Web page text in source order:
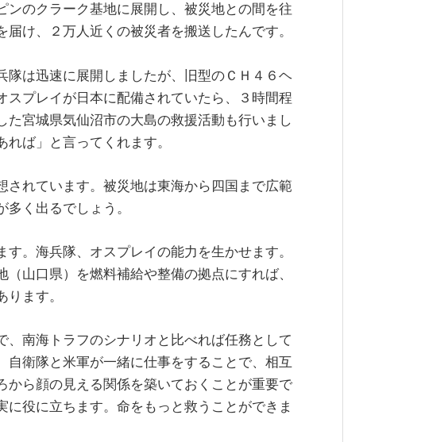
のクラーク基地に展開し、被災地との間を往
け、２万人近くの被災者を搬送したんです。
は迅速に展開しましたが、旧型のＣＨ４６ヘ
スプレイが日本に配備されていたら、３時間程
宮城県気仙沼市の大島の救援活動も行いまし
ば」と言ってくれます。
れています。被災地は東海から四国まで広範
く出るでしょう。
。海兵隊、オスプレイの能力を生かせます。
山口県）を燃料補給や整備の拠点にすれば、
ます。
南海トラフのシナリオと比べれば任務として
衛隊と米軍が一緒に仕事をすることで、相互
ら顔の見える関係を築いておくことが重要で
役に立ちます。命をもっと救うことができま